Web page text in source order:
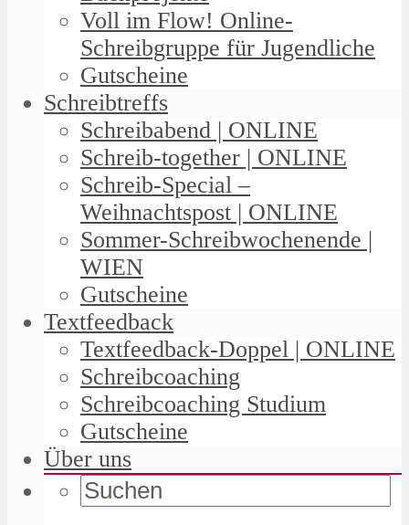
Voll im Flow! Online-
Schreibgruppe für Jugendliche
Gutscheine
Schreibtreffs
Schreibabend | ONLINE
Schreib-together | ONLINE
Schreib-Special –
Weihnachtspost | ONLINE
Sommer-Schreibwochenende |
WIEN
Gutscheine
Textfeedback
Textfeedback-Doppel | ONLINE
Schreibcoaching
Schreibcoaching Studium
Gutscheine
Über uns